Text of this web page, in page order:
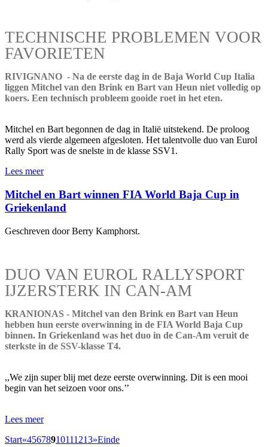
TECHNISCHE PROBLEMEN VOOR
FAVORIETEN
RIVIGNANO - Na de eerste dag in de Baja World Cup Italia
liggen Mitchel van den Brink en Bart van Heun niet volledig op
koers. Een technisch probleem gooide roet in het eten.
Mitchel en Bart begonnen de dag in Italië uitstekend. De proloog
werd als vierde algemeen afgesloten. Het talentvolle duo van Eurol
Rally Sport was de snelste in de klasse SSV1.
Lees meer
Mitchel en Bart winnen FIA World Baja Cup in
Griekenland
Geschreven door Berry Kamphorst.
DUO VAN EUROL RALLYSPORT
IJZERSTERK IN CAN-AM
KRANIONAS - Mitchel van den Brink en Bart van Heun
hebben hun eerste overwinning in de FIA World Baja Cup
binnen. In Griekenland was het duo in de Can-Am veruit de
sterkste in de SSV-klasse T4.
,,We zijn super blij met deze eerste overwinning. Dit is een mooi
begin van het seizoen voor ons.’’
Lees meer
Start«45678910111213»Einde